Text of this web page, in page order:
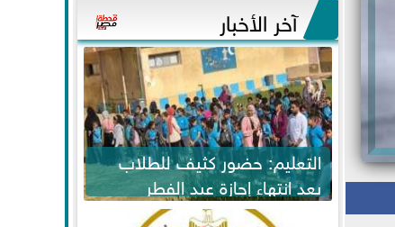
آخر الأخبار
التعليم: حضور كثيف للطلاب
بعد انتهاء إجازة عيد الفطر
لاستكمال المناهج